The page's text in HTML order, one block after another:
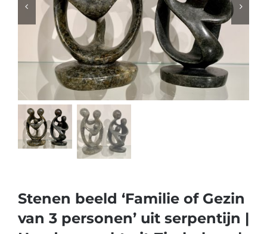
Stenen beeld ‘Familie of Gezin
van 3 personen’ uit serpentijn |